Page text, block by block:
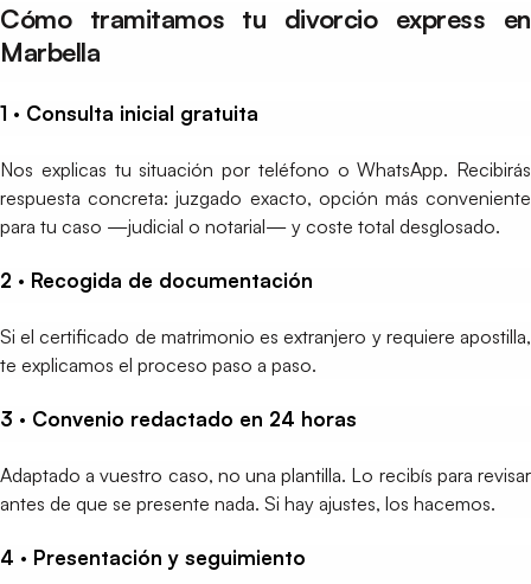
Cómo tramitamos tu divorcio express en
Marbella
1 · Consulta inicial gratuita
Nos explicas tu situación por teléfono o WhatsApp. Recibirás
respuesta concreta: juzgado exacto, opción más conveniente
para tu caso —judicial o notarial— y coste total desglosado.
2 · Recogida de documentación
Si el certificado de matrimonio es extranjero y requiere apostilla,
te explicamos el proceso paso a paso.
3 · Convenio redactado en 24 horas
Adaptado a vuestro caso, no una plantilla. Lo recibís para revisar
antes de que se presente nada. Si hay ajustes, los hacemos.
4 · Presentación y seguimiento